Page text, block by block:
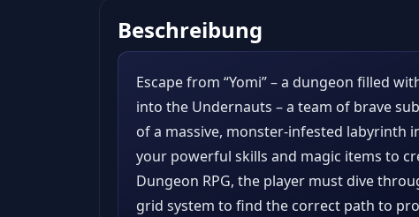
Beschreibung
Escape from “Yomi” – a dungeon filled
into the Undernauts – a team of brave
of a massive, monster-infested labyrinth
your powerful skills and magic items to
Dungeon RPG, the player must dive
grid system to find the correct path to